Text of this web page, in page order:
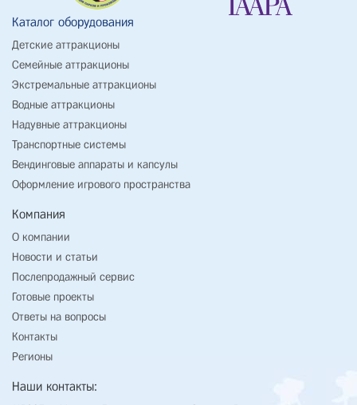
Каталог оборудования
Детские аттракционы
Семейные аттракционы
Экстремальные аттракционы
Водные аттракционы
Надувные аттракционы
Транспортные системы
Вендинговые аппараты и капсулы
Оформление игрового пространства
Компания
О компании
Новости и статьи
Послепродажный сервис
Готовые проекты
Ответы на вопросы
Контакты
Регионы
Наши контакты: